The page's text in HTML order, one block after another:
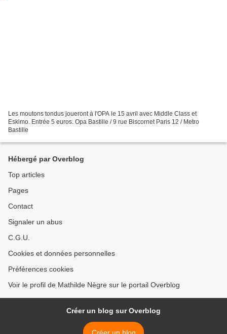
Les moutons tondus joueront à l'OPA le 15 avril avec Middle Class et
Eskimo. Entrée 5 euros. Opa Bastille / 9 rue Biscornet Paris 12 / Metro
Bastille
Hébergé par Overblog
Top articles
Pages
Contact
Signaler un abus
C.G.U.
Cookies et données personnelles
Préférences cookies
Voir le profil de Mathilde Nègre sur le portail Overblog
Créer un blog sur Overblog